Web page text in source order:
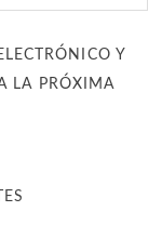
Y
LA PRÓXIMA